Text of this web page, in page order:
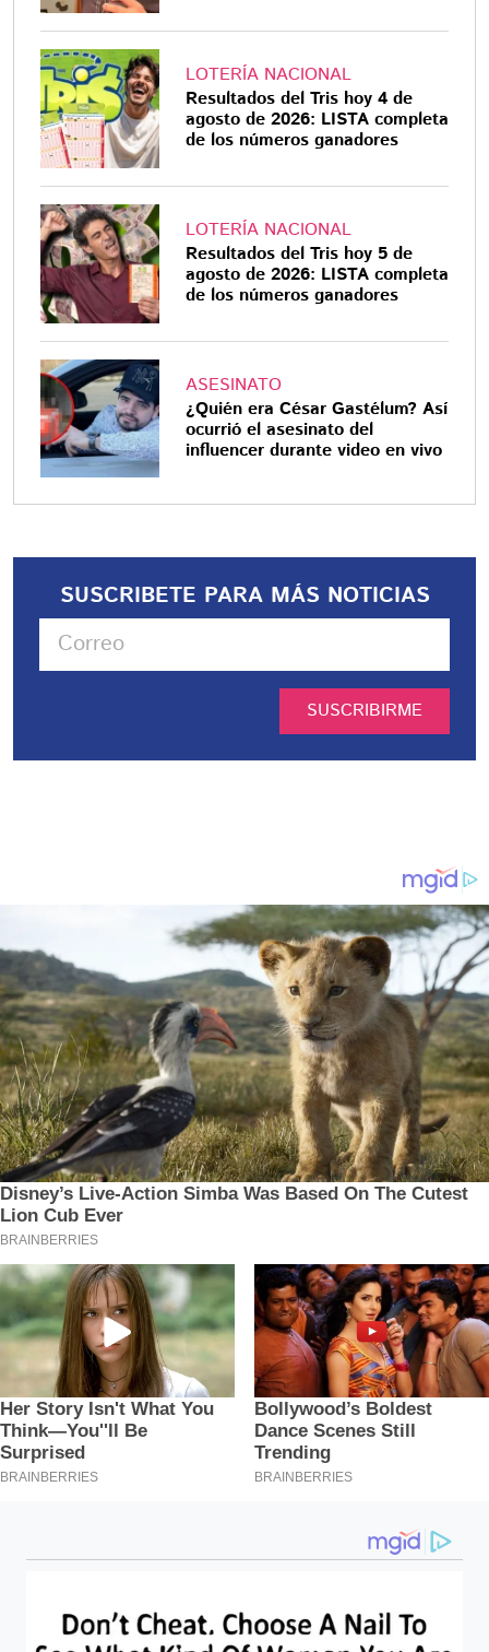
LOTERÍA NACIONAL
Resultados del Tris hoy 4 de
agosto de 2026: LISTA completa
de los números ganadores
LOTERÍA NACIONAL
Resultados del Tris hoy 5 de
agosto de 2026: LISTA completa
de los números ganadores
ASESINATO
¿Quién era César Gastélum? Así
ocurrió el asesinato del
influencer durante video en vivo
SUSCRIBETE PARA MÁS NOTICIAS
SUSCRIBIRME